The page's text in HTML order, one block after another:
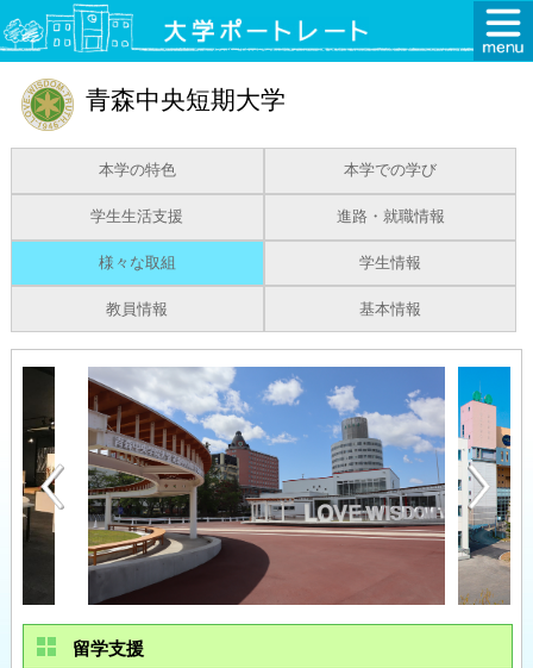
青森中央短期大学
本学の特色 本学での学び
学生生活支援 進路・就職情報
様々な取組 学生情報
教員情報 基本情報
留学支援